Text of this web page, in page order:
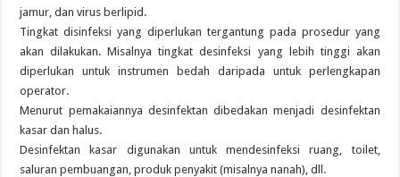
jamur, dan virus berlipid.
Tingkat disinfeksi yang diperlukan tergantung pada prosedur yang
akan dilakukan. Misalnya tingkat desinfeksi yang lebih tinggi akan
diperlukan untuk instrumen bedah daripada untuk perlengkapan
operator.
Menurut pemakaiannya desinfektan dibedakan menjadi desinfektan
kasar dan halus.
Desinfektan kasar digunakan untuk mendesinfeksi ruang, toilet,
saluran pembuangan, produk penyakit (misalnya nanah), dll.